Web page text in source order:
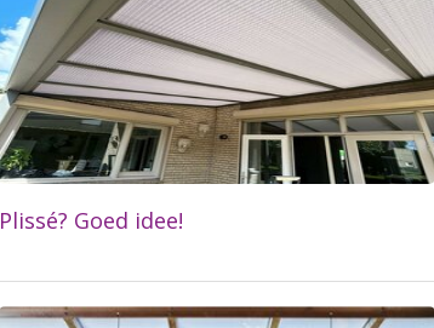
Plissé? Goed idee!